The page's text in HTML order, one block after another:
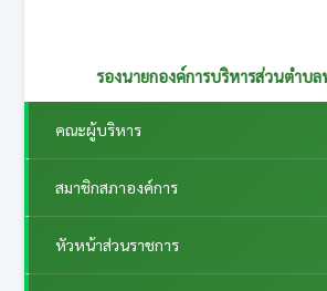
รองนายกองค์การบริหารส่วนตำบ
คณะผู้บริหาร
สมาชิกสภาองค์การ
หัวหน้าส่วนราชการ